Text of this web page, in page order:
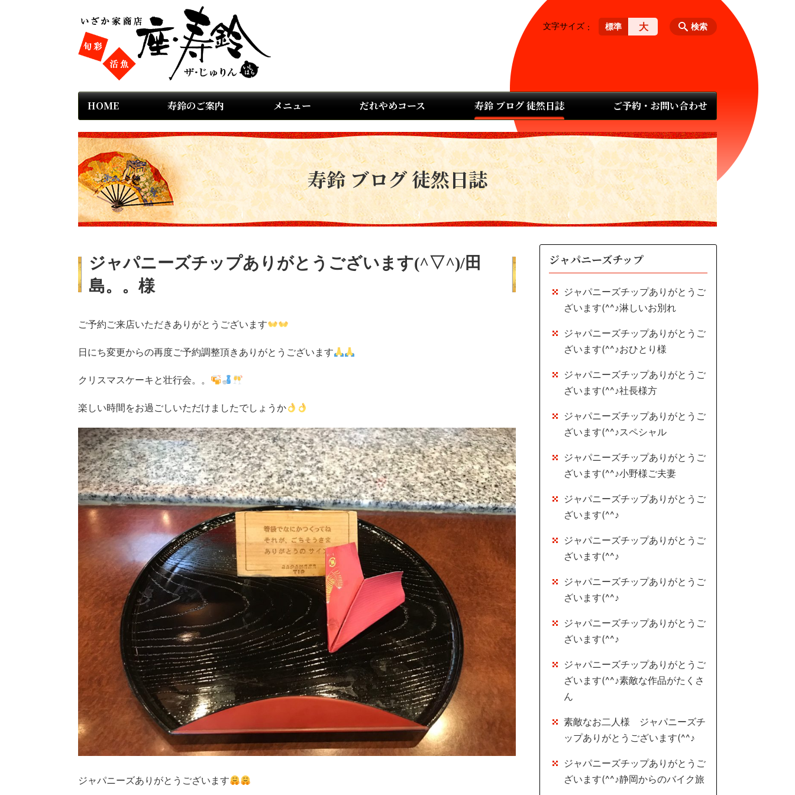
HOME 寿鈴のご案内 メニュー だれやめコース 寿鈴 ブログ 徒然日誌 ご予約・お問い合わせ
検索
文字サイズ 標準 大
寿鈴 ブログ 徒然日誌
ジャパニーズチップありがとうございます(^▽^)/田
島。。様
ご予約ご来店いただきありがとうございます
日にち変更からの再度ご予約調整頂きありがとうございます
クリスマスケーキと壮行会。。
楽しい時間をお過ごしいただけましたでしょうか
ジャパニーズありがとうございます
ジャパニーズチップ
ジャパニーズチップありがとうご
ざいます(^^♪淋しいお別れ
ジャパニーズチップありがとうご
ざいます(^^♪おひとり様
ジャパニーズチップありがとうご
ざいます(^^♪社長様方
ジャパニーズチップありがとうご
ざいます(^^♪スペシャル
ジャパニーズチップありがとうご
ざいます(^^♪小野様ご夫妻
ジャパニーズチップありがとうご
ざいます(^^♪
ジャパニーズチップありがとうご
ざいます(^^♪
ジャパニーズチップありがとうご
ざいます(^^♪
ジャパニーズチップありがとうご
ざいます(^^♪
ジャパニーズチップありがとうご
ざいます(^^♪素敵な作品がたくさ
ん
素敵なお二人様 ジャパニーズチ
ップありがとうございます(^^♪
ジャパニーズチップありがとうご
ざいます(^^♪静岡からのバイク旅